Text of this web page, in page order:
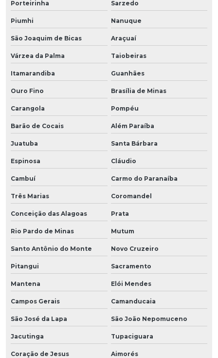
Porteirinha Sarzedo
Piumhi Nanuque
São Joaquim de Bicas Araçuaí
Várzea da Palma Taiobeiras
Itamarandiba Guanhães
Ouro Fino Brasília de Minas
Carangola Pompéu
Barão de Cocais Além Paraíba
Juatuba Santa Bárbara
Espinosa Cláudio
Cambuí Carmo do Paranaíba
Três Marias Coromandel
Conceição das Alagoas Prata
Rio Pardo de Minas Mutum
Santo Antônio do Monte Novo Cruzeiro
Pitangui Sacramento
Mantena Elói Mendes
Campos Gerais Camanducaia
São José da Lapa São João Nepomuceno
Jacutinga Tupaciguara
Coração de Jesus Aimorés